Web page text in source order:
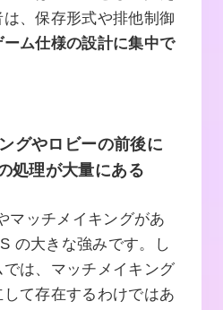
、保存形式や排他制御
ーム仕様の設計に集中で
グやロビーの前後に
処理が大量にある
マッチメイキングがあ
の大きな強みです。し
は、マッチメイキング
て存在するわけではあ